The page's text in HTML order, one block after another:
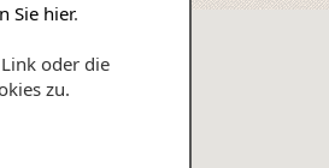
Sie hier.
oder die
zu.